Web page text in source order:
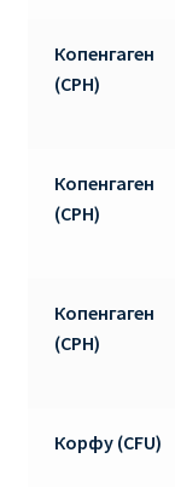
Копенгаген
(CPH)
Копенгаген
(CPH)
Копенгаген
(CPH)
Корфу (CFU)